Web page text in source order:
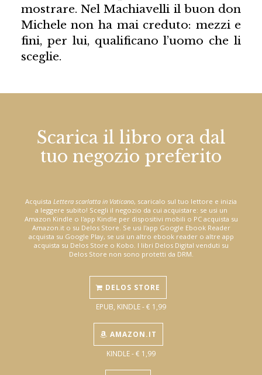
mostrare. Nel Machiavelli il buon don
Michele non ha mai creduto: mezzi e
fini, per lui, qualificano l’uomo che li
sceglie.
Scarica il libro ora dal
tuo negozio preferito
Acquista Lettera scarlatta in Vaticano, scaricalo sul tuo lettore e inizia
a leggere subito! Scegli il negozio da cui acquistare: se usi un
Amazon Kindle o l'app Kindle per dispositivi mobili o PC acquista su
Amazon.it o su Delos Store. Se usi l'app Google Ebook Reader
acquista su Google Play, se usi un altro ebook reader o altre app
acquista su Delos Store o Kobo. I libri Delos Digital venduti su
Delos Store non sono protetti da DRM.
DELOS STORE
EPUB, KINDLE - € 1,99
AMAZON.IT
KINDLE - € 1,99